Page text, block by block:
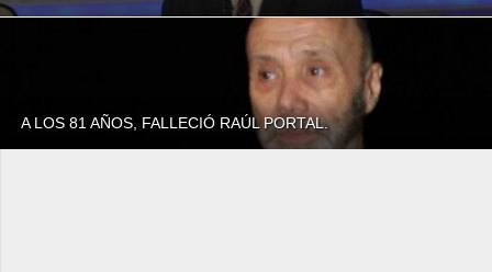
A LOS 81 AÑOS, FALLECIÓ RAÚL PORTAL.